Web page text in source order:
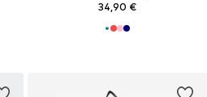
34,90 €